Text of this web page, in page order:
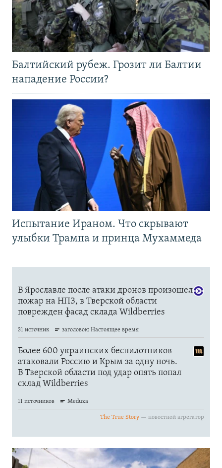
Балтийский рубеж. Грозит ли Балтии
нападение России?
Испытание Ираном. Что скрывают
улыбки Трампа и принца Мухаммеда